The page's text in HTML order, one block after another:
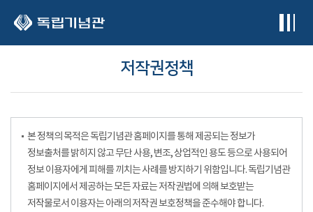
저작권정책
본 정책의 목적은 독립기념관 홈페이지를 통해 제공되는 정보가
정보출처를 밝히지 않고 무단 사용, 변조, 상업적인 용도 등으로 사용되어
정보 이용자에게 피해를 끼치는 사례를 방지하기 위함입니다. 독립기념관
홈페이지에서 제공하는 모든 자료는 저작권법에 의해 보호받는
저작물로서 이용자는 아래의 저작권 보호정책을 준수해야 합니다.